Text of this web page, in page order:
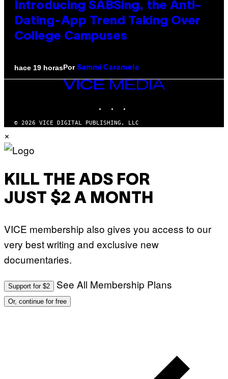
Introducing SABSing, the Anti-
Dating-App Trend Taking Over
College Campuses
hace 19 horasPor Sammi Caramela
VICE
© 2026 VICE DIGITAL PUBLISHING, LLC
×
KILL THE ADS FOR
JUST $2 A MONTH
VICE membership also gives you access to our
very best writing and exclusive new
documentaries.
Support for $2 See All Membership Plans
Or, continue for free